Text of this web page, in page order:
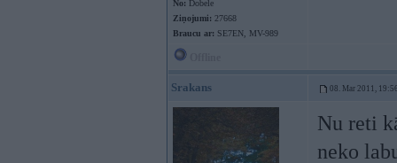
No: Dobele
Ziņojumi: 27668
Braucu ar: SE7EN, MV-989
Srakans 08. Mar 2011,
Nu reti
neko